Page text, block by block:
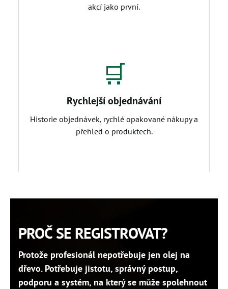
akcí jako první.
🛒
Rychlejší objednávání
Historie objednávek, rychlé opakované nákupy a
přehled o produktech.
PROČ SE REGISTROVAT?
Protože profesionál nepotřebuje jen olej na
dřevo. Potřebuje jistotu, správný postup,
podporu a systém, na který se může spolehnout